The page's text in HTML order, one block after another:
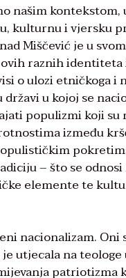
našim
kulturnu i vjersku
Miščević je u
raznih
o ulozi etničkoga i
u kojoj se
populizmi koji
između
– što se
elemente te
nacionalizam.
utjecala na
patriotizma